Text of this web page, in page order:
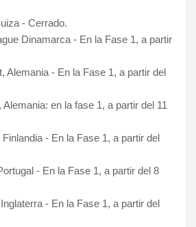
- Cerrado.
Dinamarca - En la Fase 1, a partir
Alemania - En la Fase 1, a partir del
en la fase 1, a partir del 11
- En la Fase 1, a partir del
- En la Fase 1, a partir del 8
- En la Fase 1, a partir del